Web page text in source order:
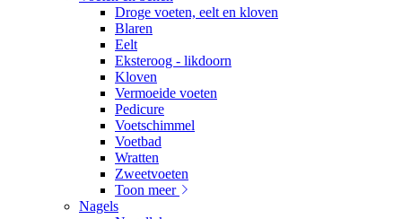
Droge voeten, eelt en kloven
Blaren
Eelt
Eksteroog - likdoorn
Kloven
Vermoeide voeten
Pedicure
Voetschimmel
Voetbad
Wratten
Zweetvoeten
Toon meer
Nagels